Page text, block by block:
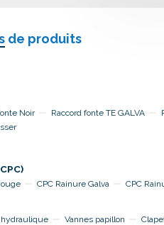
de produits
Noir Raccord fonte TE GALVA
CPC Rainure Galva CPC
Vannes papillon